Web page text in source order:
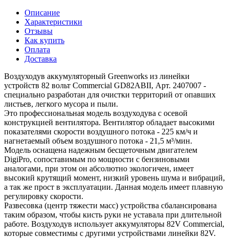
Описание
Характеристики
Отзывы
Как купить
Оплата
Доставка
Воздуходув аккумуляторный Greenworks из линейки
устройств 82 вольт Commercial GD82ABII, Арт. 2407007 -
специально разработан для очистки территорий от опавших
листьев, легкого мусора и пыли.
Это профессиональная модель воздуходува с осевой
конструкцией вентилятора. Вентилятор обладает высокими
показателями скорости воздушного потока - 225 км/ч и
нагнетаемый объем воздушного потока - 21,5 м³/мин.
Модель оснащена надежным бесщеточным двигателем
DigiPro, сопоставимым по мощности с бензиновыми
аналогами, при этом он абсолютно экологичен, имеет
высокий крутящий момент, низкий уровень шума и вибраций,
а так же прост в эксплуатации. Данная модель имеет плавную
регулировку скорости.
Развесовка (центр тяжести масс) устройства сбалансирована
таким образом, чтобы кисть руки не уставала при длительной
работе. Воздуходув использует аккумуляторы 82V Commercial,
которые совместимы с другими устройствами линейки 82V.